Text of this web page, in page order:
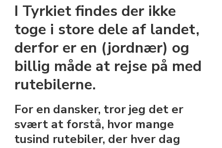
TIL
(RUTEBILER)
TYRKIET
I Tyrkiet findes der ikke
toge i store dele af landet,
derfor er en (jordnær) og
billig måde at rejse på med
rutebilerne.
For en dansker, tror jeg det er
svært at forstå, hvor mange
tusind rutebiler, der hver dag